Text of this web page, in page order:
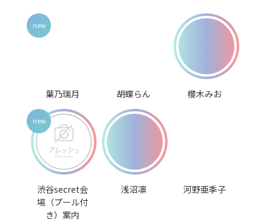
葉乃瑞月 胡蝶らん 櫻木みお
渋谷secret会
場（プール付
き）案内
浅沼凛 河野亜季子